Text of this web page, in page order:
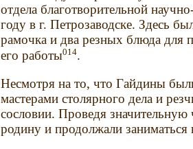
отдела благотворительной
году в г. Петрозаводске. Здесь
рамочка и два резных блюда для
его работы014.
Несмотря на то, что Гайдины
мастерами столярного дела и
сословии. Проведя значительную
родину и продолжали заниматься